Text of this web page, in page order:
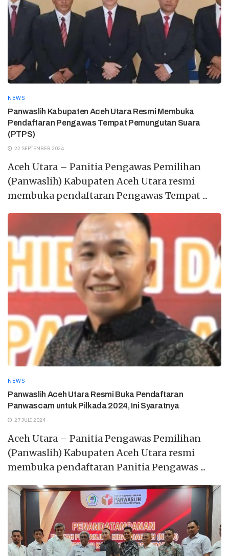
NEWS
Panwaslih Kabupaten Aceh Utara Resmi Membuka
Pendaftaran Pengawas Tempat Pemungutan Suara
(PTPS)
22 SEPTEMBER 2024
Aceh Utara – Panitia Pengawas Pemilihan
(Panwaslih) Kabupaten Aceh Utara resmi
membuka pendaftaran Pengawas Tempat ...
NEWS
Panwaslih Aceh Utara Resmi Buka Pendaftaran
Panwascam untuk Pilkada 2024, Ini Syaratnya
27 JULI 2024
Aceh Utara – Panitia Pengawas Pemilihan
(Panwaslih) Kabupaten Aceh Utara resmi
membuka pendaftaran Panitia Pengawas ...